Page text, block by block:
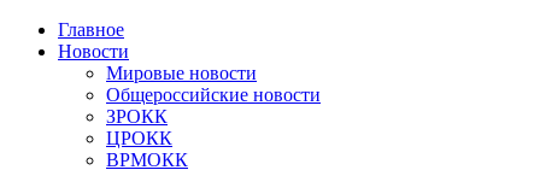
Главное
Новости
Мировые новости
Общероссийские новости
ЗРОКК
ЦРОКК
ВРМОКК